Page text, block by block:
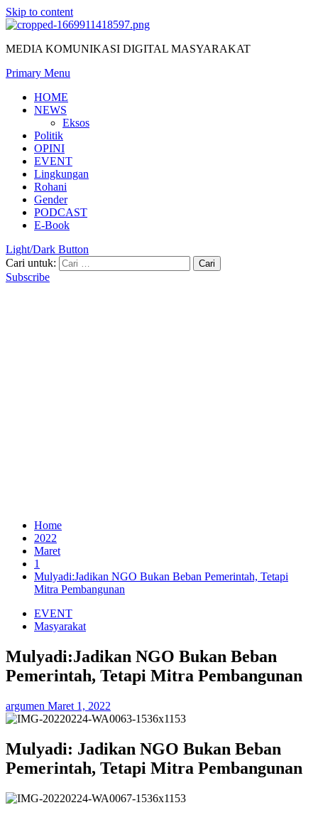
Skip to content
MEDIA KOMUNIKASI DIGITAL MASYARAKAT
Primary Menu
HOME
NEWS
Eksos
Politik
OPINI
EVENT
Lingkungan
Rohani
Gender
PODCAST
E-Book
Light/Dark Button
Cari untuk:
Subscribe
Home
2022
Maret
1
Mulyadi:Jadikan NGO Bukan Beban Pemerintah, Tetapi
Mitra Pembangunan
EVENT
Masyarakat
Mulyadi:Jadikan NGO Bukan Beban
Pemerintah, Tetapi Mitra Pembangunan
argumen Maret 1, 2022
Mulyadi: Jadikan NGO Bukan Beban
Pemerintah, Tetapi Mitra Pembangunan